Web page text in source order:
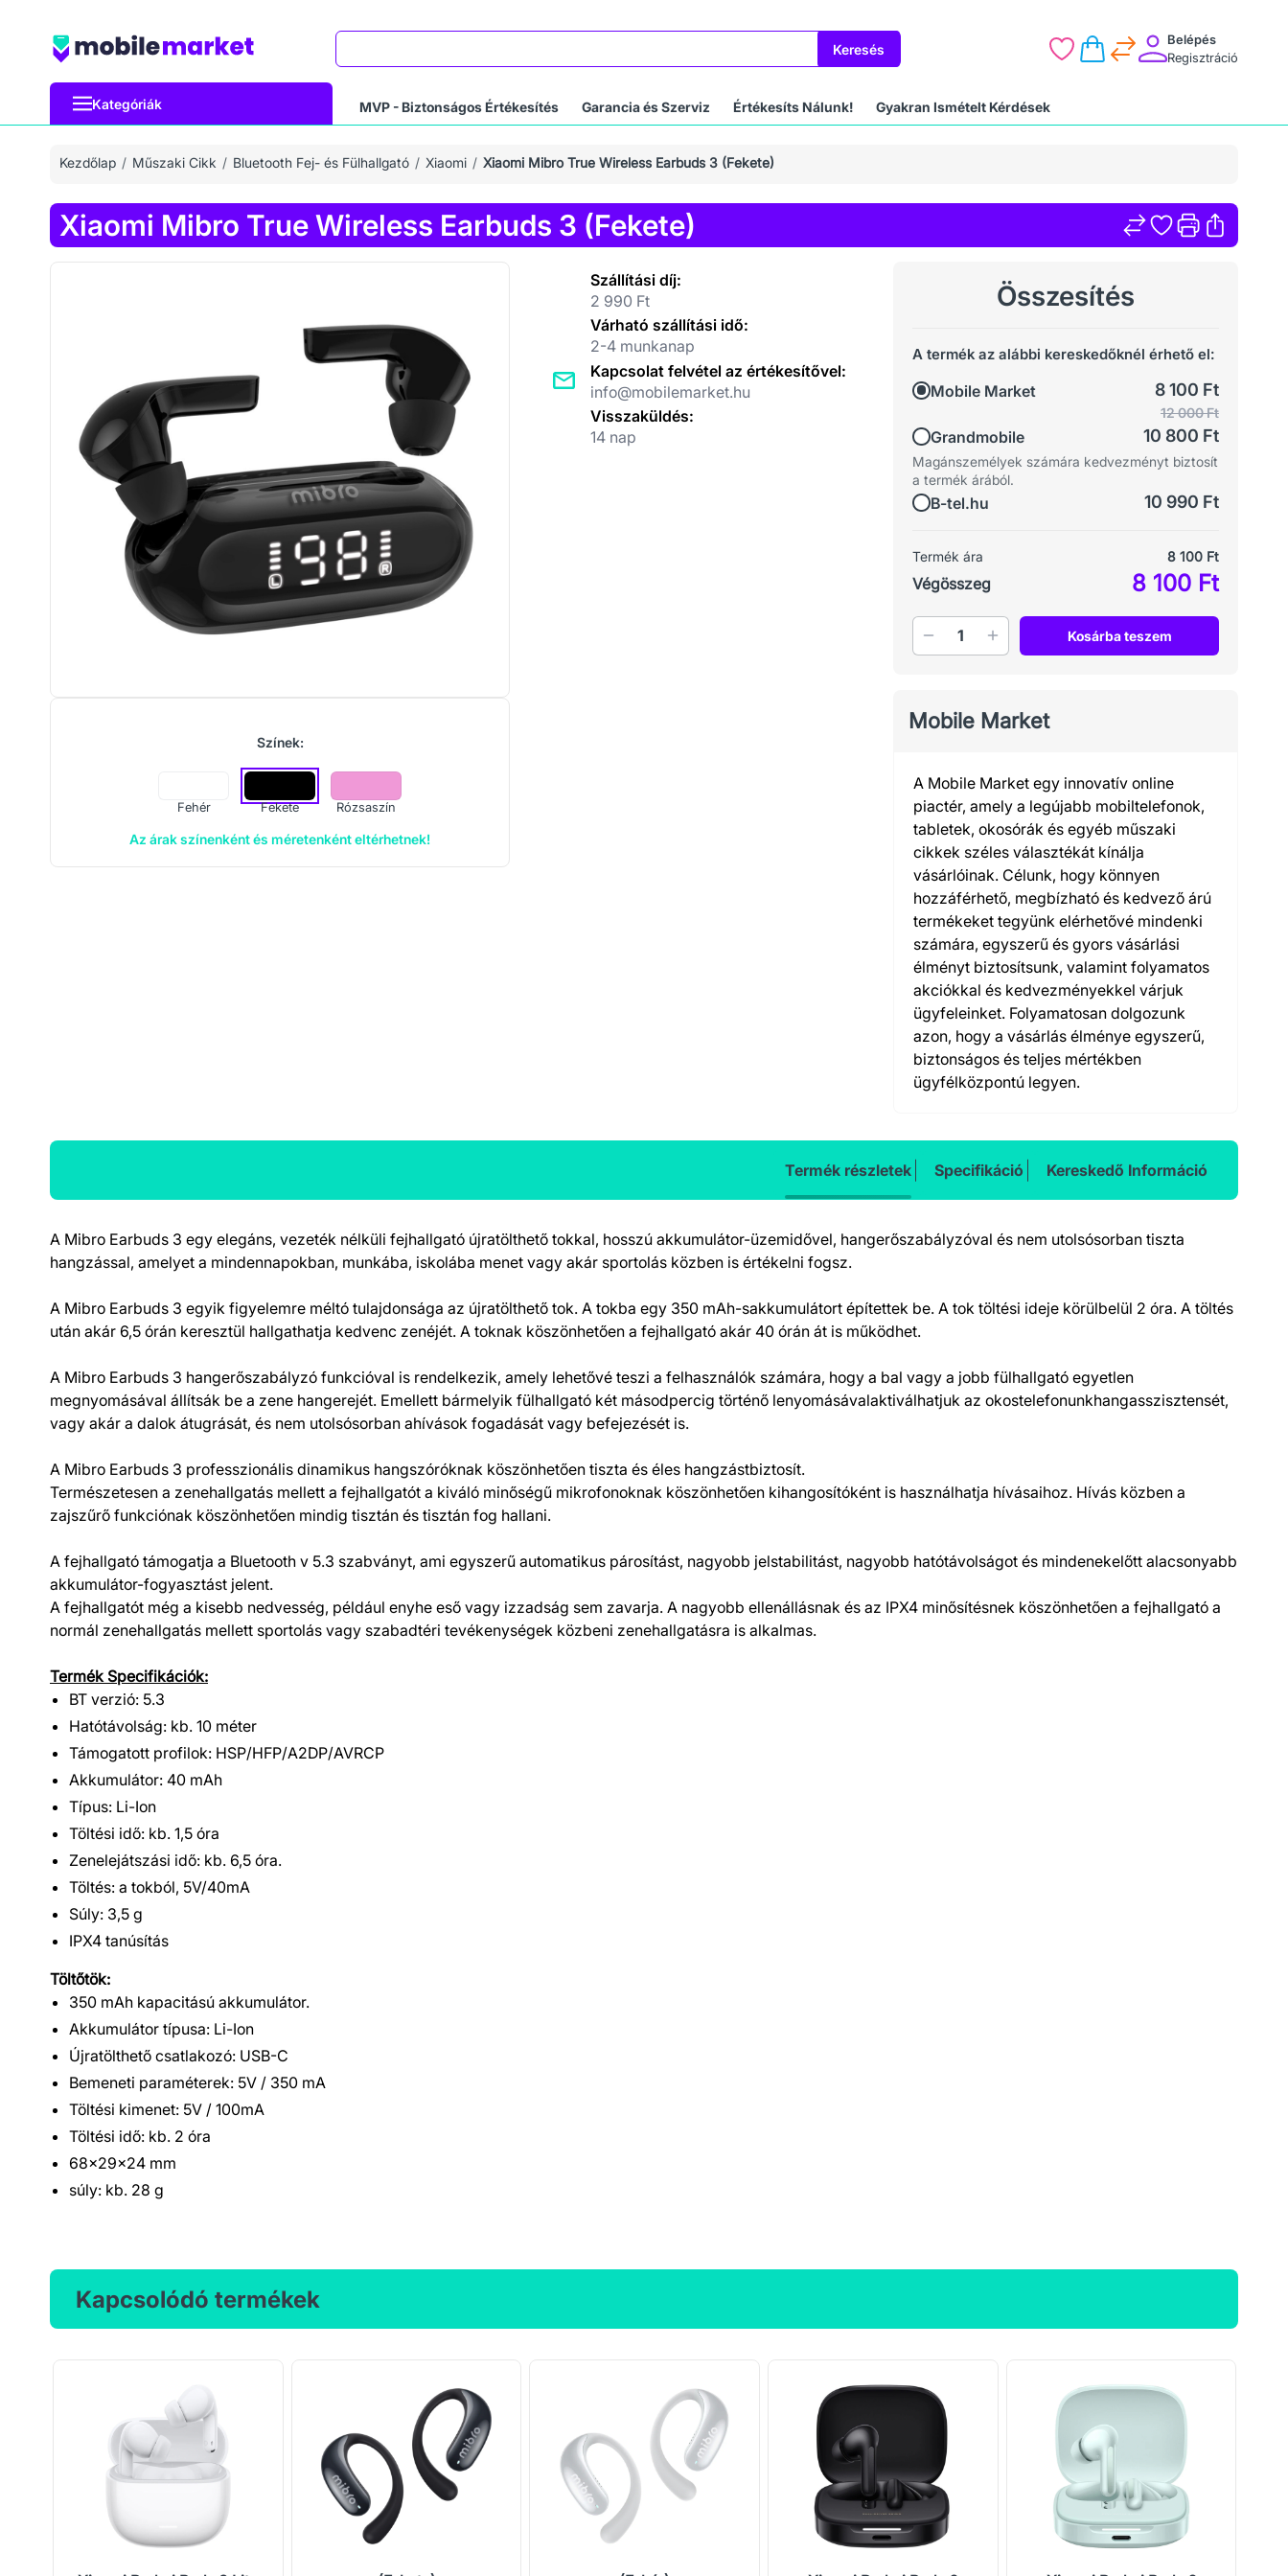
Keresés
Belépés
Regisztráció
Kategóriák MVP - Biztonságos Értékesítés Garancia és Szerviz Értékesíts Nálunk! Gyakran Ismételt Kérdések
Kezdőlap Műszaki Cikk Bluetooth Fej- és Fülhallgató Xiaomi Xiaomi Mibro True Wireless Earbuds 3 (Fekete)
Xiaomi Mibro True Wireless Earbuds 3 (Fekete)
Színek:
Fehér Fekete Rózsaszín
Az árak színenként és méretenként eltérhetnek!
Szállítási díj:
2 990 Ft
Várható szállítási idő:
2-4 munkanap
Kapcsolat felvétel az értékesítővel:
info@mobilemarket.hu
Visszaküldés:
14 nap
Összesítés
A termék az alábbi kereskedőknél érhető el:
Mobile Market 8 100 Ft
Grandmobile
12 000 Ft
10 800 Ft
Magánszemélyek számára kedvezményt biztosít
a termék árából.
B-tel.hu 10 990 Ft
Termék ára 8 100 Ft
Végösszeg 8 100 Ft
Mennyiség Kosárba teszem
Mobile Market
A Mobile Market egy innovatív online
piactér, amely a legújabb mobiltelefonok,
tabletek, okosórák és egyéb műszaki
cikkek széles választékát kínálja
vásárlóinak. Célunk, hogy könnyen
hozzáférhető, megbízható és kedvező árú
termékeket tegyünk elérhetővé mindenki
számára, egyszerű és gyors vásárlási
élményt biztosítsunk, valamint folyamatos
akciókkal és kedvezményekkel várjuk
ügyfeleinket. Folyamatosan dolgozunk
azon, hogy a vásárlás élménye egyszerű,
biztonságos és teljes mértékben
ügyfélközpontú legyen.
Termék részletek Specifikáció Kereskedő Információ
Termék részletek
A Mibro Earbuds 3 egy elegáns, vezeték nélküli fejhallgató újratölthető tokkal, hosszú akkumulátor-üzemidővel, hangerőszabályzóval és nem utolsósorban tiszta
hangzással, amelyet a mindennapokban, munkába, iskolába menet vagy akár sportolás közben is értékelni fogsz.
A Mibro Earbuds 3 egyik figyelemre méltó tulajdonsága az újratölthető tok. A tokba egy 350 mAh-sakkumulátort építettek be. A tok töltési ideje körülbelül 2 óra. A töltés
után akár 6,5 órán keresztül hallgathatja kedvenc zenéjét. A toknak köszönhetően a fejhallgató akár 40 órán át is működhet.
A Mibro Earbuds 3 hangerőszabá­lyzó funkcióval is rendelkezik, amely lehetővé teszi a felhasználók számára, hogy a bal vagy a jobb fülhallgató egyetlen
megnyomásával állítsák be a zene hangerejét. Emellett bármelyik fülhallgató két másodpercig történő lenyomásávalak­tiválhatjuk az okostelefonun­khangassziszten­sét,
vagy akár a dalok átugrását, és nem utolsósorban ahívások fogadását vagy befejezését is.
A Mibro Earbuds 3 professzionális dinamikus hangszóróknak köszönhetően tiszta és éles hangzástbiztosít.
Természetesen a zenehallgatás mellett a fejhallgatót a kiváló minőségű mikrofonoknak köszönhetően kihangosítóként is használhatja hívásaihoz. Hívás közben a
zajszűrő funkciónak köszönhetően mindig tisztán és tisztán fog hallani.
A fejhallgató támogatja a Bluetooth v 5.3 szabványt, ami egyszerű automatikus párosítást, nagyobb jelstabilitást, nagyobb hatótávolságot és mindenekelőtt alacsonyabb
akkumulátor-fogyasztást jelent.
A fejhallgatót még a kisebb nedvesség, például enyhe eső vagy izzadság sem zavarja. A nagyobb ellenállásnak és az IPX4 minősítésnek köszönhetően a fejhallgató a
normál zenehallgatás mellett sportolás vagy szabadtéri tevékenységek közbeni zenehallgatásra is alkalmas.
Termék Specifikációk:
BT verzió: 5.3
Hatótávolság: kb. 10 méter
Támogatott profilok: HSP/HFP/A2DP/AVRCP
Akkumulátor: 40 mAh
Típus: Li-Ion
Töltési idő: kb. 1,5 óra
Zenelejátszási idő: kb. 6,5 óra.
Töltés: a tokból, 5V/40mA
Súly: 3,5 g
IPX4 tanúsítás
Töltőtök:
350 mAh kapacitású akkumulátor.
Akkumulátor típusa: Li-Ion
Újratölthető csatlakozó: USB-C
Bemeneti paraméterek: 5V / 350 mA
Töltési kimenet: 5V / 100mA
Töltési idő: kb. 2 óra
68×29×24 mm
súly: kb. 28 g
Kapcsolódó termékek